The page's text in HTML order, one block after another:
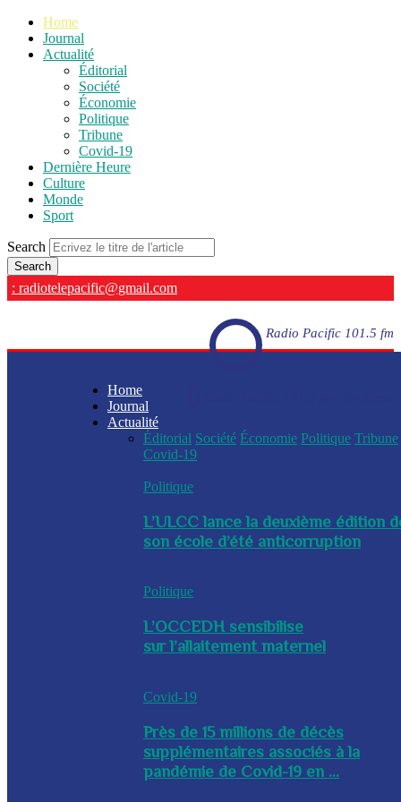
Home
Journal
Actualité
Éditorial
Société
Économie
Politique
Tribune
Covid-19
Dernière Heure
Culture
Monde
Sport
Search
: radiotelepacific@gmail.com
Radio Pacific 101.5 fm
Home
Journal
Actualité
Éditorial Société Économie Politique Tribune
Covid-19
Politique
L’ULCC lance la deuxième édition
son école d’été anticorruption
Politique
L’OCCEDH sensibilise
sur l’allaitement maternel
Covid-19
Près de 15 millions de décès
supplémentaires associés à la
pandémie de Covid-19 en ...